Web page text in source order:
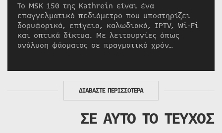
Το MSK 150 της Kathrein είναι ένα
επαγγελματικό πεδιόμετρο που υποστηρίζει
δορυφορικά, επίγεια, καλωδιακά, IPTV, Wi-Fi
και οπτικά δίκτυα. Με λειτουργίες όπως
ανάλυση φάσματος σε πραγματικό χρόν…
ΔΙΑΒΑΣΤΕ ΠΕΡΙΣΣΟΤΕΡΑ
ΣΕ ΑΥΤΟ ΤΟ ΤΕΥΧΟΣ